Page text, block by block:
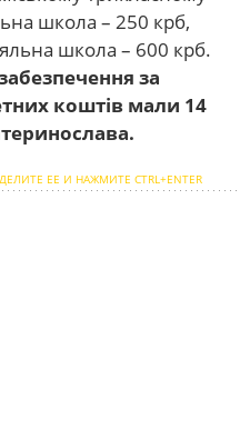
школа – 250 крб,
школа – 600 крб.
за
коштів мали 14
ЕЕ И НАЖМИТЕ CTRL+ENTER